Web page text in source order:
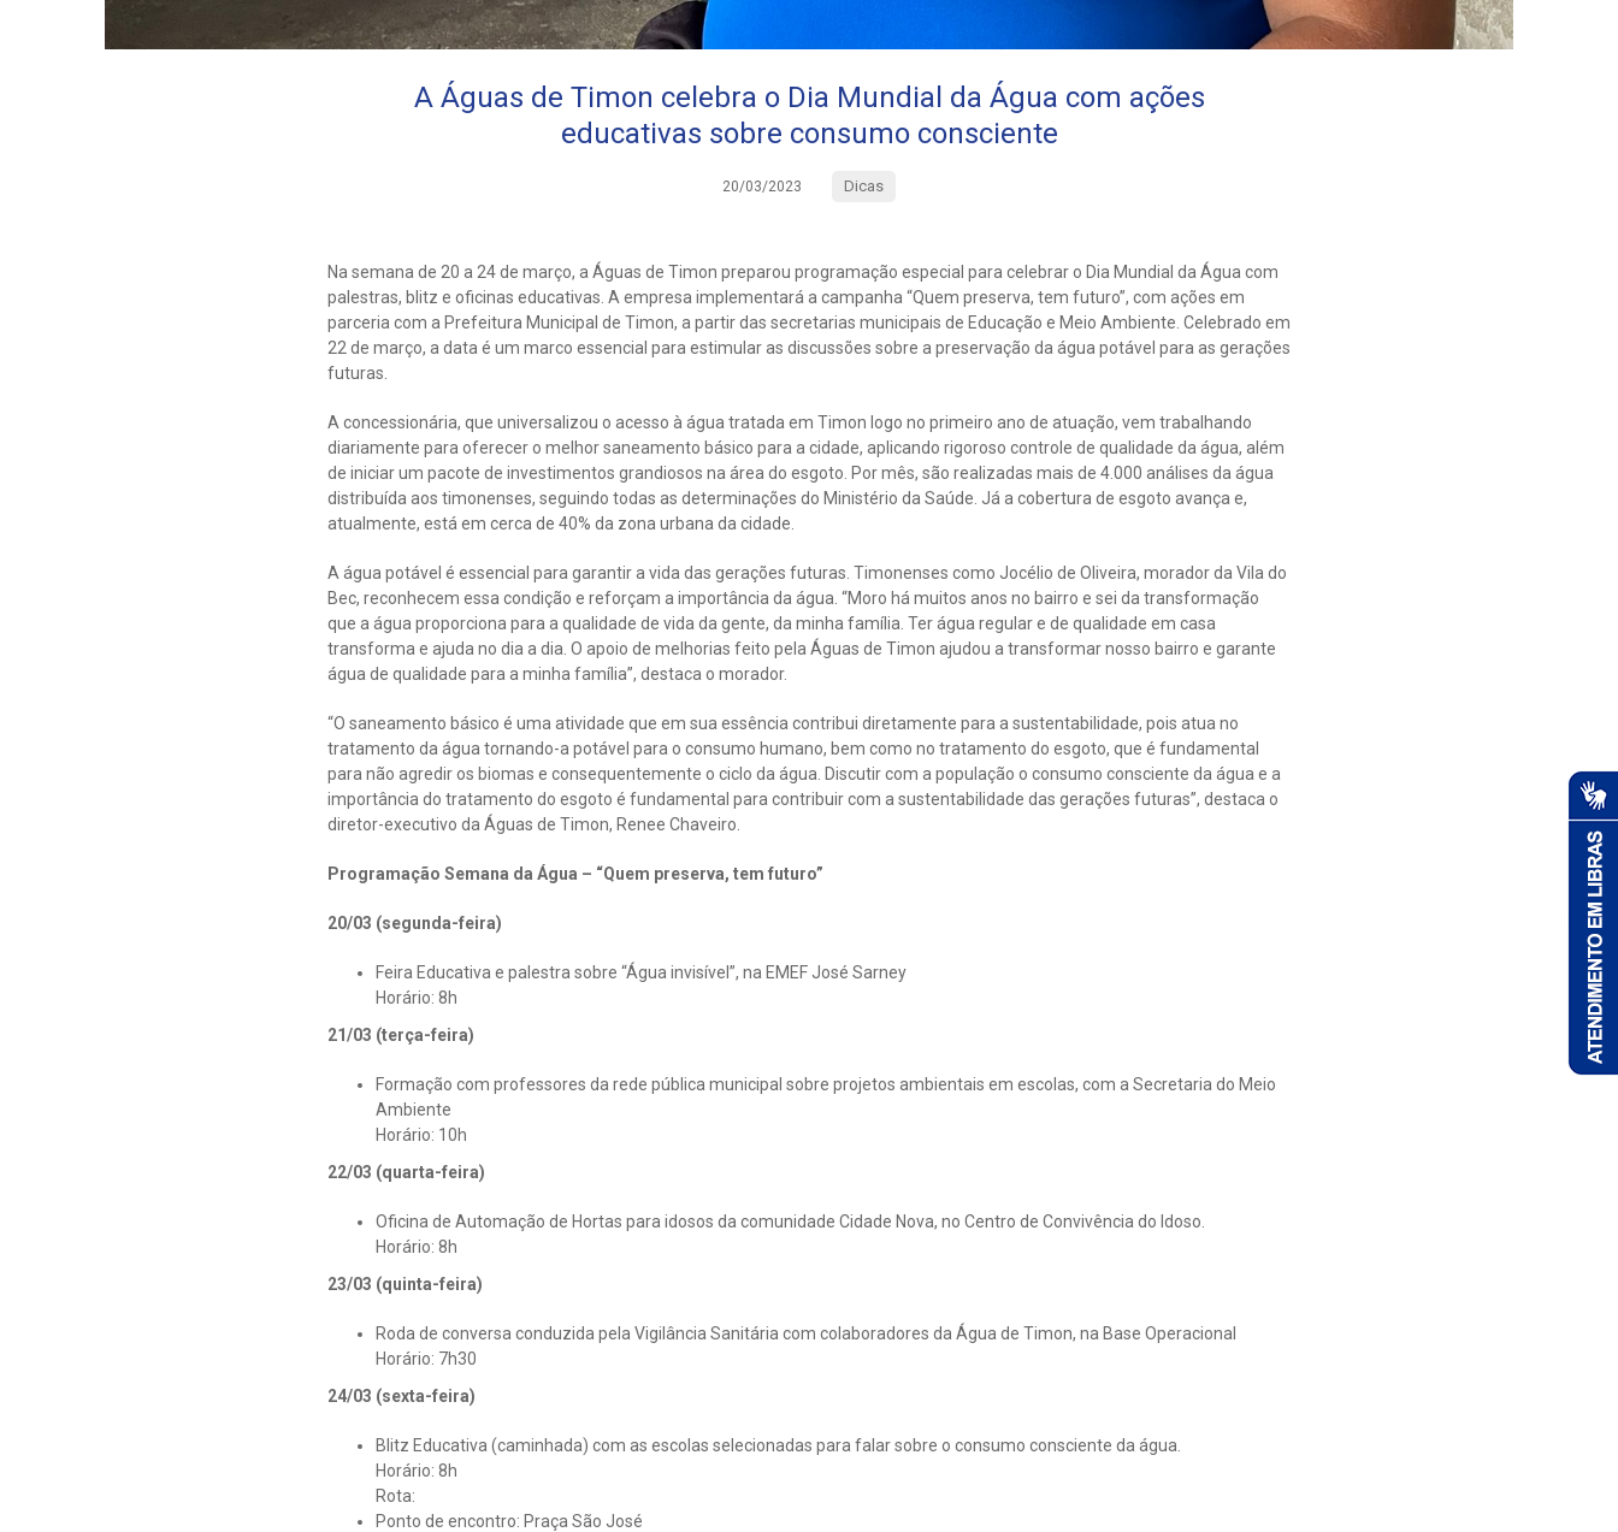
A Águas de Timon celebra o Dia Mundial da Água com ações
educativas sobre consumo consciente
20/03/2023 Dicas
Na semana de 20 a 24 de março, a Águas de Timon preparou programação especial para celebrar o Dia Mundial da Água com
palestras, blitz e oficinas educativas. A empresa implementará a campanha “Quem preserva, tem futuro”, com ações em
parceria com a Prefeitura Municipal de Timon, a partir das secretarias municipais de Educação e Meio Ambiente. Celebrado em
22 de março, a data é um marco essencial para estimular as discussões sobre a preservação da água potável para as gerações
futuras.
A concessionária, que universalizou o acesso à água tratada em Timon logo no primeiro ano de atuação, vem trabalhando
diariamente para oferecer o melhor saneamento básico para a cidade, aplicando rigoroso controle de qualidade da água, além
de iniciar um pacote de investimentos grandiosos na área do esgoto. Por mês, são realizadas mais de 4.000 análises da água
distribuída aos timonenses, seguindo todas as determinações do Ministério da Saúde. Já a cobertura de esgoto avança e,
atualmente, está em cerca de 40% da zona urbana da cidade.
A água potável é essencial para garantir a vida das gerações futuras. Timonenses como Jocélio de Oliveira, morador da Vila do
Bec, reconhecem essa condição e reforçam a importância da água. “Moro há muitos anos no bairro e sei da transformação
que a água proporciona para a qualidade de vida da gente, da minha família. Ter água regular e de qualidade em casa
transforma e ajuda no dia a dia. O apoio de melhorias feito pela Águas de Timon ajudou a transformar nosso bairro e garante
água de qualidade para a minha família”, destaca o morador.
“O saneamento básico é uma atividade que em sua essência contribui diretamente para a sustentabilidade, pois atua no
tratamento da água tornando-a potável para o consumo humano, bem como no tratamento do esgoto, que é fundamental
para não agredir os biomas e consequentemente o ciclo da água. Discutir com a população o consumo consciente da água e a
importância do tratamento do esgoto é fundamental para contribuir com a sustentabilidade das gerações futuras”, destaca o
diretor-executivo da Águas de Timon, Renee Chaveiro.
Programação Semana da Água – “Quem preserva, tem futuro”
20/03 (segunda-feira)
Feira Educativa e palestra sobre “Água invisível”, na EMEF José Sarney
Horário: 8h
21/03 (terça-feira)
Formação com professores da rede pública municipal sobre projetos ambientais em escolas, com a Secretaria do Meio
Ambiente
Horário: 10h
22/03 (quarta-feira)
Oficina de Automação de Hortas para idosos da comunidade Cidade Nova, no Centro de Convivência do Idoso.
Horário: 8h
23/03 (quinta-feira)
Roda de conversa conduzida pela Vigilância Sanitária com colaboradores da Água de Timon, na Base Operacional
Horário: 7h30
24/03 (sexta-feira)
Blitz Educativa (caminhada) com as escolas selecionadas para falar sobre o consumo consciente da água.
Horário: 8h
Rota:
Ponto de encontro: Praça São José